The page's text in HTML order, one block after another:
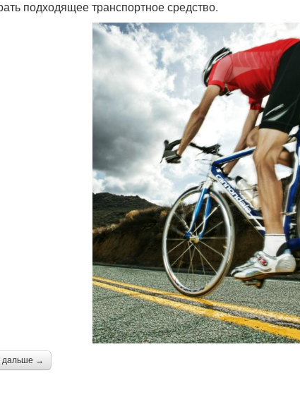
подходящее транспортное средство.
дальше →